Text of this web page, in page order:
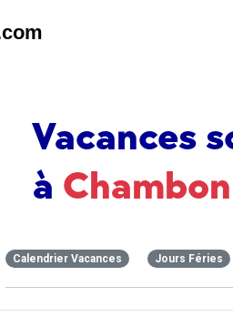
Vacances
à Chambon
Calendrier Vacances Jours Féries